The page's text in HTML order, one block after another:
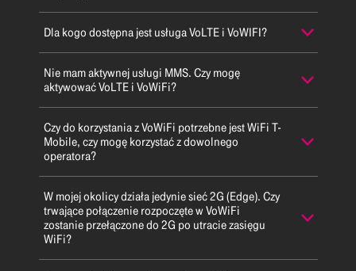
Dla kogo dostępna jest usługa VoLTE i VoWIFI?
Nie mam aktywnej usługi MMS. Czy mogę
aktywować VoLTE i VoWiFi?
Czy do korzystania z VoWiFi potrzebne jest WiFi T-
Mobile, czy mogę korzystać z dowolnego
operatora?
W mojej okolicy działa jedynie sieć 2G (Edge). Czy
trwające połączenie rozpoczęte w VoWiFi
zostanie przełączone do 2G po utracie zasięgu
WiFi?